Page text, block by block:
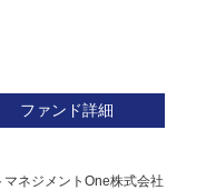
ファンド詳細
ネジメントOne株式会社